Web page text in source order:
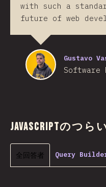
with such a
future of web
Gustavo
JavaScriptのつら
全回答者 Query